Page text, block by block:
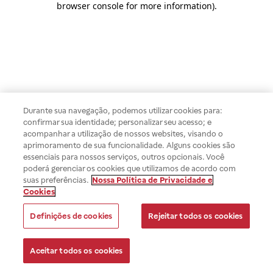
browser console for more information).
Durante sua navegação, podemos utilizar cookies para:
confirmar sua identidade; personalizar seu acesso; e
acompanhar a utilização de nossos websites, visando o
aprimoramento de sua funcionalidade. Alguns cookies são
essenciais para nossos serviços, outros opcionais. Você
poderá gerenciar os cookies que utilizamos de acordo com
suas preferências. Nossa Política de Privacidade e
Cookies
Definições de cookies Rejeitar todos os cookies
Aceitar todos os cookies